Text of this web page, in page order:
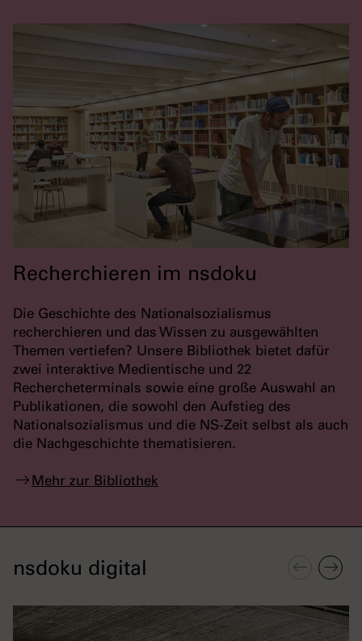
Recherchieren im nsdoku
Die Geschichte des Nationalsozialismus
recherchieren und das Wissen zu ausgewählten
Themen vertiefen? Unsere Bibliothek bietet dafür
zwei interaktive Medientische und 22
Rechercheterminals sowie eine große Auswahl an
Publikationen, die sowohl den Aufstieg des
Nationalsozialismus und die NS-Zeit selbst als auch
die Nachgeschichte thematisieren.
Mehr zur Bibliothek
nsdoku digital